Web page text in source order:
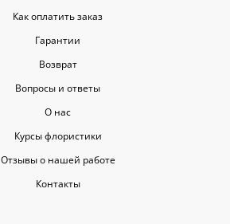
Как оплатить заказ
Гарантии
Возврат
Вопросы и ответы
О нас
Курсы флористики
Отзывы о нашей работе
Контакты